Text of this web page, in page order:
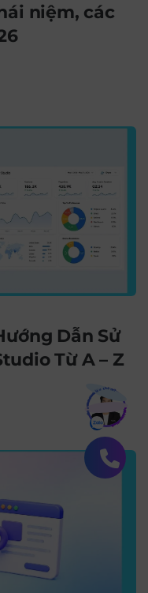
niệm, các
Dẫn Sử
Từ A – Z
Bạn muốn hiểu thêm?Xem chi tiết